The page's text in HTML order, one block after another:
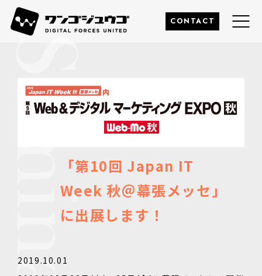
このページの本文へ
株式会社ワンゴジュウゴ CONTACT
「第10回 Japan IT
Week 秋＠幕張メッセ」
に出展します！
2019.10.01